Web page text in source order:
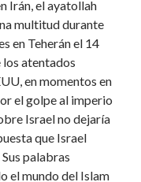
Irán, el ayatollah
multitud durante
en Teherán el 14
los atentados
en momentos en
el golpe al imperio
Israel no dejaría
que Israel
palabras
el mundo del Islam